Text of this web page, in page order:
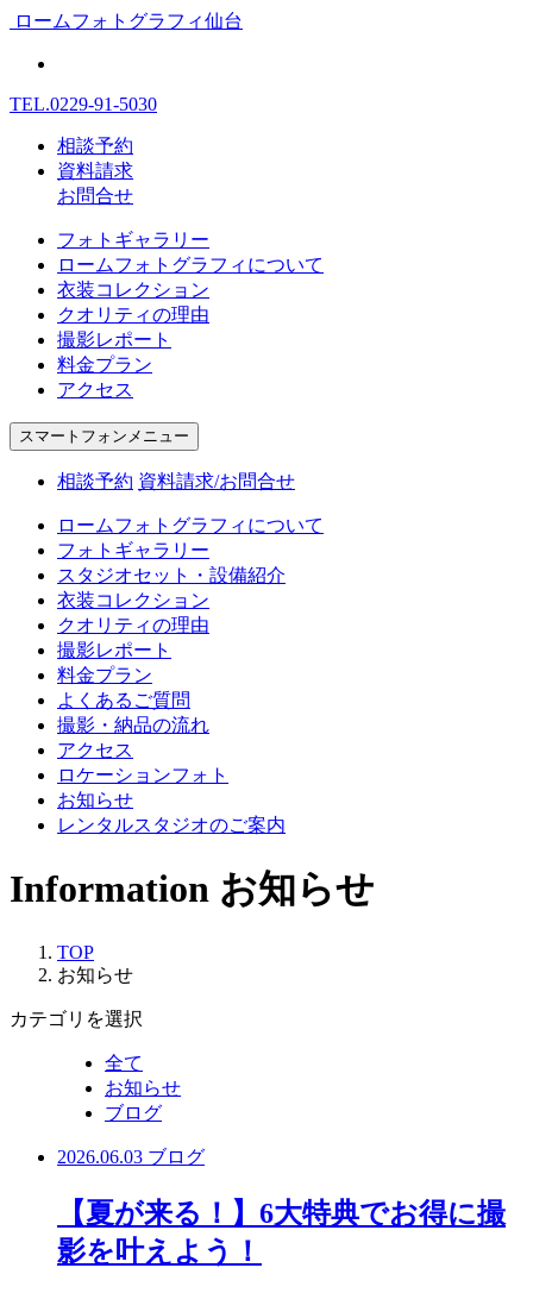
ロームフォトグラフィ仙台
TEL.0229-91-5030
相談予約
資料請求
お問合せ
フォトギャラリー
ロームフォトグラフィについて
衣装コレクション
クオリティの理由
撮影レポート
料金プラン
アクセス
スマートフォンメニュー
相談予約 資料請求/お問合せ
ロームフォトグラフィについて
フォトギャラリー
スタジオセット・設備紹介
衣装コレクション
クオリティの理由
撮影レポート
料金プラン
よくあるご質問
撮影・納品の流れ
アクセス
ロケーションフォト
お知らせ
レンタルスタジオのご案内
Information お知らせ
TOP
お知らせ
カテゴリを選択
全て
お知らせ
ブログ
2026.06.03 ブログ
【夏が来る！】6大特典でお得に撮
影を叶えよう！